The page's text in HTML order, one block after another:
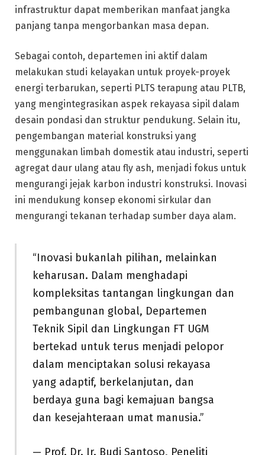
infrastruktur dapat memberikan manfaat jangka
panjang tanpa mengorbankan masa depan.
Sebagai contoh, departemen ini aktif dalam
melakukan studi kelayakan untuk proyek-proyek
energi terbarukan, seperti PLTS terapung atau PLTB,
yang mengintegrasikan aspek rekayasa sipil dalam
desain pondasi dan struktur pendukung. Selain itu,
pengembangan material konstruksi yang
menggunakan limbah domestik atau industri, seperti
agregat daur ulang atau fly ash, menjadi fokus untuk
mengurangi jejak karbon industri konstruksi. Inovasi
ini mendukung konsep ekonomi sirkular dan
mengurangi tekanan terhadap sumber daya alam.
“Inovasi bukanlah pilihan, melainkan
keharusan. Dalam menghadapi
kompleksitas tantangan lingkungan dan
pembangunan global, Departemen
Teknik Sipil dan Lingkungan FT UGM
bertekad untuk terus menjadi pelopor
dalam menciptakan solusi rekayasa
yang adaptif, berkelanjutan, dan
berdaya guna bagi kemajuan bangsa
dan kesejahteraan umat manusia.”
— Prof. Dr. Ir. Budi Santoso, Peneliti